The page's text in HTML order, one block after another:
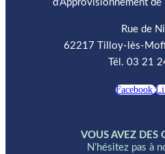
d’Approvisionnement de
Rue de
62217 Tilloy-lès-
Tél. 03 21
Facebook
VOUS AVEZ DES
N’hésitez pas à